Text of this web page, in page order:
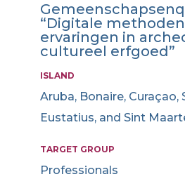
“Digitale
ervaringen in
cultureel erfgoed”
ISLAND
Aruba, Bonaire, Curaçao,
Eustatius, and Sint
TARGET GROUP
Professionals